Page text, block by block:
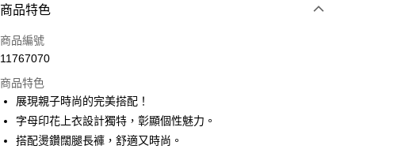
付款方式
信用卡一次付款
3 期 0 利率 每期NT$296
合作金庫商業銀行
第一商業銀行
華南商業銀行
超商取貨付款
商品特色
商品編號
11767070
商品特色
展現親子時尚的完美搭配！
字母印花上衣設計獨特，彰顯個性魅力。
搭配燙鑽闊腿長褲，舒適又時尚。